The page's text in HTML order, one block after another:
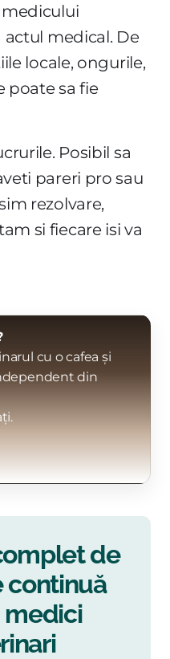
medicului
medical. De
locale, ongurile,
poate sa fie
Posibil sa
pareri pro sau
rezolvare,
si fiecare isi va
cu o cafea și
din
de
continuă